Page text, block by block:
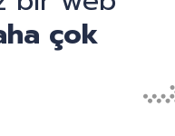
çok